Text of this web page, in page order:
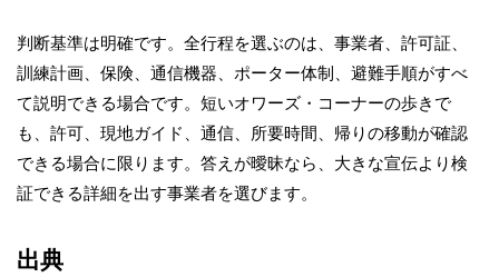
判断基準は明確です。全行程を選ぶのは、事業者、許可証、
訓練計画、保険、通信機器、ポーター体制、避難手順がすべ
て説明できる場合です。短いオワーズ・コーナーの歩きで
も、許可、現地ガイド、通信、所要時間、帰りの移動が確認
できる場合に限ります。答えが曖昧なら、大きな宣伝より検
証できる詳細を出す事業者を選びます。
出典